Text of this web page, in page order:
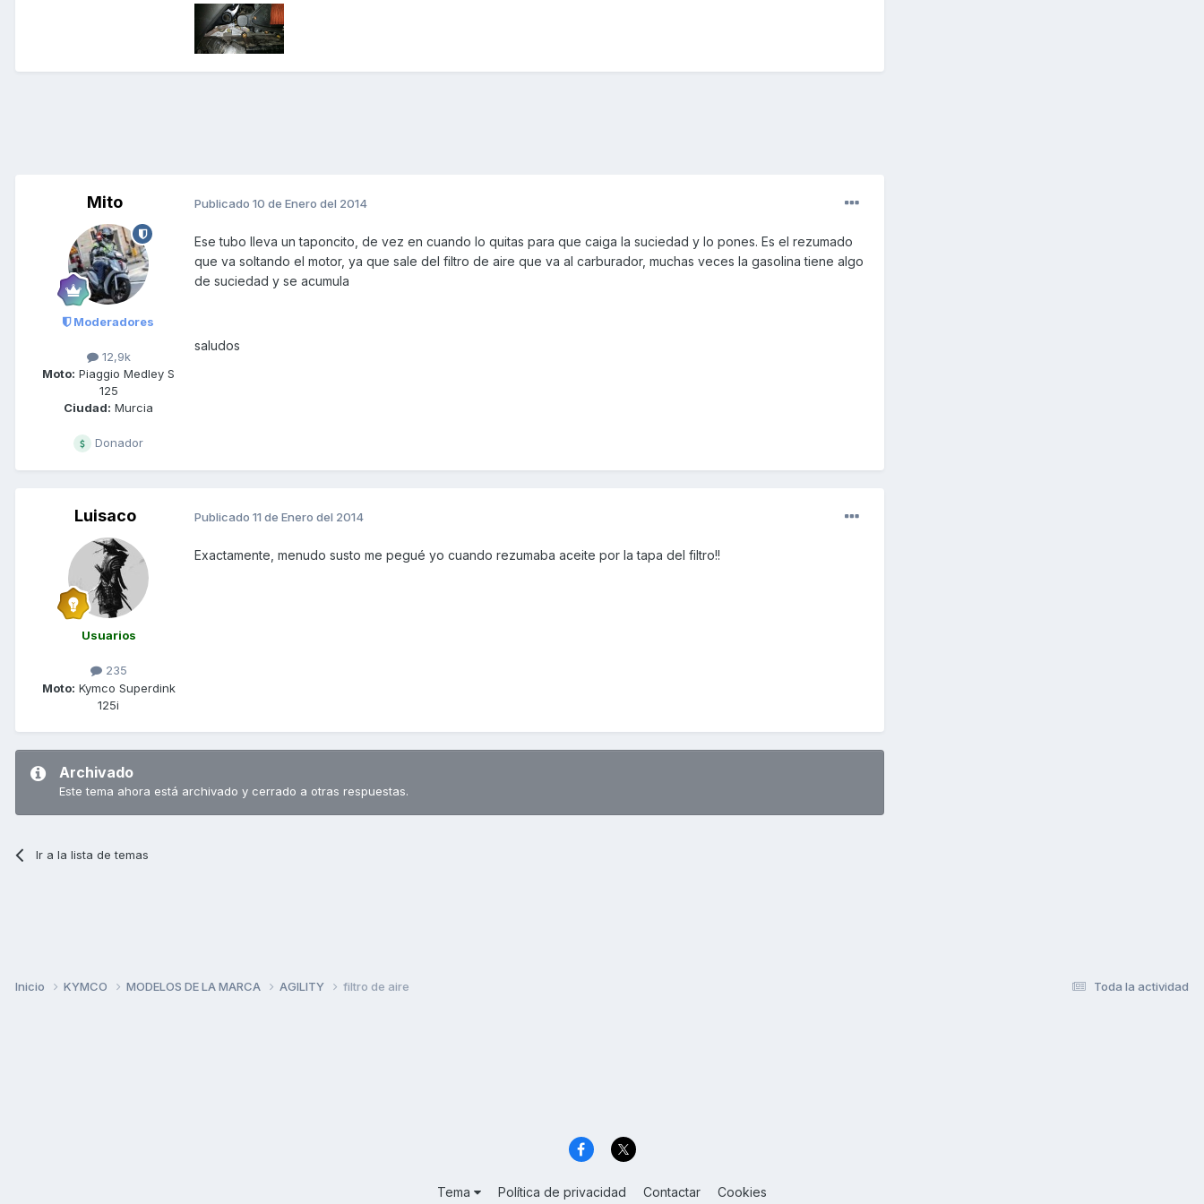
Mito
Moderadores
12,9k
Moto: Piaggio Medley S
125
Ciudad: Murcia
Donador
Publicado 10 de Enero del 2014
Ese tubo lleva un taponcito, de vez en cuando lo quitas para que caiga la suciedad y lo pones. Es el rezumado
que va soltando el motor, ya que sale del filtro de aire que va al carburador, muchas veces la gasolina tiene algo
de suciedad y se acumula
saludos
Luisaco
Usuarios
235
Moto: Kymco Superdink
125i
Publicado 11 de Enero del 2014
Exactamente, menudo susto me pegué yo cuando rezumaba aceite por la tapa del filtro!!
Archivado
Este tema ahora está archivado y cerrado a otras respuestas.
Ir a la lista de temas
Toda la actividad
Inicio KYMCO MODELOS DE LA MARCA AGILITY filtro de aire
Tema Política de privacidad Contactar Cookies